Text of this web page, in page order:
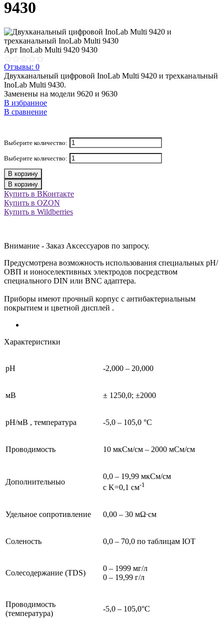
9430
Арт InoLab Multi 9420 9430
Отзывы: 0
Двухканальный цифровой InoLab Multi 9420 и трехканальный
InoLab Multi 9430.
Заменены на модели 9620 и 9630
В избранное
В сравнение
Выберите количество:
Выберите количество:
В корзину
В корзину
Купить в ВКонтакте
Купить в OZON
Купить в Wildberries
Внимание - Заказ Аксессуаров по запросу.
Предусмотрена возможность использования специальных pH/
ОВП и ионоселективных электродов посредством
специального DIN или BNC адаптера.
Приборы имеют прочный корпус с антибактериальным
покрытием и цветной дисплей .
Характеристики
pH -2,000 – 20,000
мВ ± 1250,0; ±2000
pH/мВ , температура -5,0 – 105,0 °С
Проводимость 10 мкСм/см – 2000 мСм/см
Дополнительныо
0,0 – 19,99 мкСм/см
с K=0,1 см-1
Удельное сопротивление 0,00 – 30 мΩ∙см
Соленость 0,0 – 70,0 по таблицам IOT
Солесодержание (TDS)
0 – 1999 мг/л
0 – 19,99 г/л
Проводимость
(температура)
-5,0 – 105,0°С